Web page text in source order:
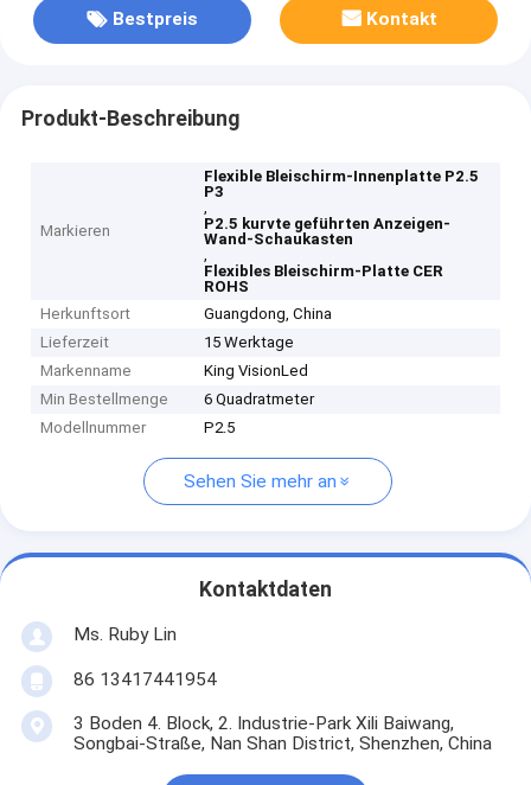
Bestpreis Kontakt
Produkt-Beschreibung
Markieren
Flexible Bleischirm-Innenplatte P2.5
P3
,
P2.5 kurvte geführten Anzeigen-
Wand-Schaukasten
,
Flexibles Bleischirm-Platte CER
ROHS
Herkunftsort
Guangdong, China
Lieferzeit
15 Werktage
Markenname
King VisionLed
Min Bestellmenge
6 Quadratmeter
Modellnummer
P2.5
Sehen Sie mehr an
Kontaktdaten
Ms. Ruby Lin
86 13417441954
3 Boden 4. Block, 2. Industrie-Park Xili Baiwang,
Songbai-Straße, Nan Shan District, Shenzhen, China